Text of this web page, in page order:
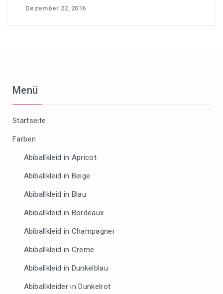
Dezember 22, 2016
Menü
Startseite
Farben
Abiballkleid in Apricot
Abiballkleid in Beige
Abiballkleid in Blau
Abiballkleid in Bordeaux
Abiballkleid in Champagner
Abiballkleid in Creme
Abiballkleid in Dunkelblau
Abiballkleider in Dunkelrot